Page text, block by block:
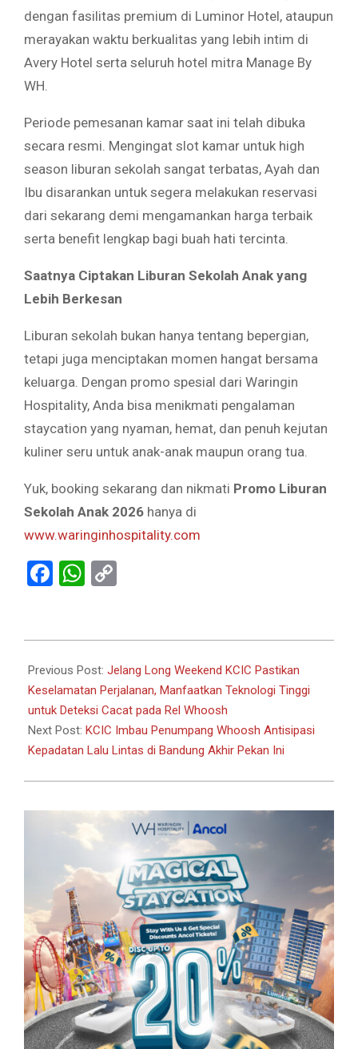
dengan fasilitas premium di Luminor Hotel, ataupun
merayakan waktu berkualitas yang lebih intim di
Avery Hotel serta seluruh hotel mitra Manage By
WH.
Periode pemesanan kamar saat ini telah dibuka
secara resmi. Mengingat slot kamar untuk high
season liburan sekolah sangat terbatas, Ayah dan
Ibu disarankan untuk segera melakukan reservasi
dari sekarang demi mengamankan harga terbaik
serta benefit lengkap bagi buah hati tercinta.
Saatnya Ciptakan Liburan Sekolah Anak yang
Lebih Berkesan
Liburan sekolah bukan hanya tentang bepergian,
tetapi juga menciptakan momen hangat bersama
keluarga. Dengan promo spesial dari Waringin
Hospitality, Anda bisa menikmati pengalaman
staycation yang nyaman, hemat, dan penuh kejutan
kuliner seru untuk anak-anak maupun orang tua.
Yuk, booking sekarang dan nikmati Promo Liburan
Sekolah Anak 2026 hanya di
www.waringinhospitality.com
Facebook
WhatsApp
05-
23
Previous Post: Jelang Long Weekend KCIC Pastikan
Keselamatan Perjalanan, Manfaatkan Teknologi Tinggi
untuk Deteksi Cacat pada Rel Whoosh
Next Post: KCIC Imbau Penumpang Whoosh Antisipasi
Kepadatan Lalu Lintas di Bandung Akhir Pekan Ini